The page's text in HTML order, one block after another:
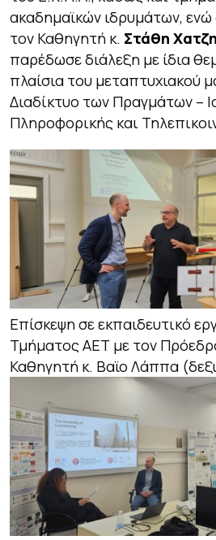
ακαδημαϊκών ιδρυμάτων, ενώ
τον Καθηγητή κ. Στάθη
παρέδωσε διάλεξη με ίδια
πλαίσια του μεταπτυχιακού
Διαδίκτυο των Πραγμάτων –
Πληροφορικής και
Επίσκεψη σε εκπαιδευτικό
Τμήματος ΑΕΤ με τον
Καθηγητή κ. Βαϊο Λάππα